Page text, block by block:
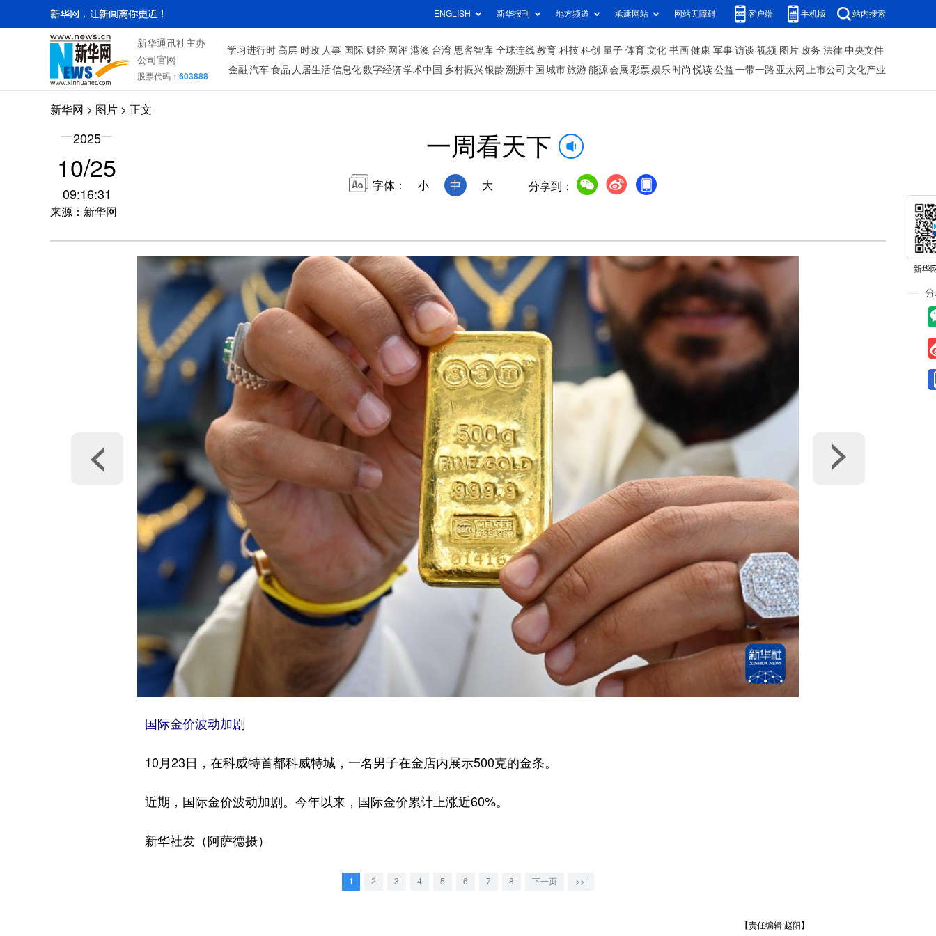
ENGLISH 新华报刊 地方频道 承建网站 网站无障碍 客户端 手机版 站内搜索
新华通讯社主办
公司官网
股票代码： 603888
学习进行时 高层 时政 人事 国际 财经 网评 港澳 台湾 思客智库 全球连线 教育 科技 科创 量子 体育 文化 书画 健康 军事 访谈 视频 图片 政务 法律 中央文件
金融 汽车 食品 人居生活信息化数字经济学术中国 乡村振兴银龄溯源中国 城市旅游 能源 会展 彩票娱乐 时尚 悦读 公益 一带一路 亚太网 上市公司 文化产业
新华网 > 图片 > 正文
2025
10/25
09:16:31
来源：新华网
一周看天下
字体： 小 中 大 分享到：
国际金价波动加剧
10月23日，在科威特首都科威特城，一名男子在金店内展示500克的金条。
近期，国际金价波动加剧。今年以来，国际金价累计上涨近60%。
新华社发（阿萨德摄）
1 2 3 4 5 6 7 8 下一页 >>|
【责任编辑:赵阳】